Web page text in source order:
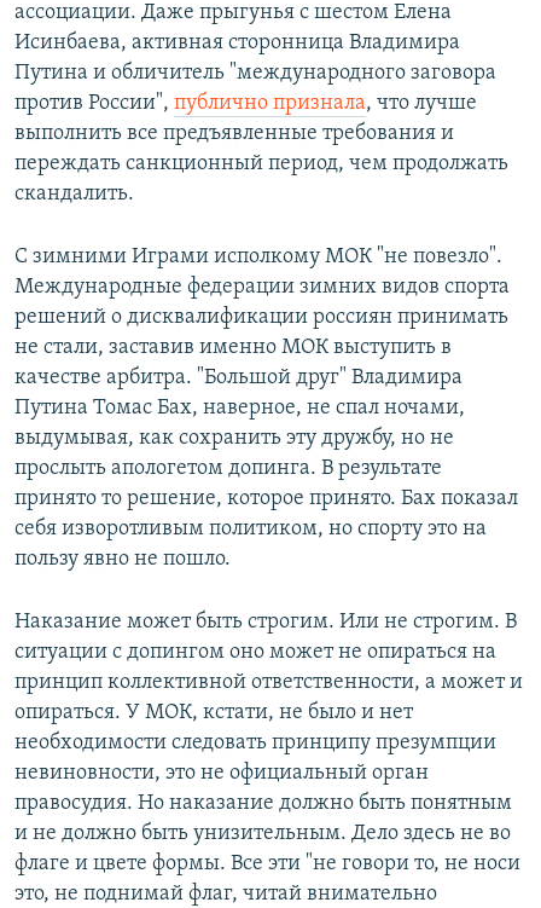
ассоциации. Даже прыгунья с шестом Елена
Исинбаева, активная сторонница Владимира
Путина и обличитель "международного заговора
против России", публично признала, что лучше
выполнить все предъявленные требования и
переждать санкционный период, чем продолжать
скандалить.
С зимними Играми исполкому МОК "не повезло".
Международные федерации зимних видов спорта
решений о дисквалификации россиян принимать
не стали, заставив именно МОК выступить в
качестве арбитра. "Большой друг" Владимира
Путина Томас Бах, наверное, не спал ночами,
выдумывая, как сохранить эту дружбу, но не
прослыть апологетом допинга. В результате
принято то решение, которое принято. Бах показал
себя изворотливым политиком, но спорту это на
пользу явно не пошло.
Наказание может быть строгим. Или не строгим. В
ситуации с допингом оно может не опираться на
принцип коллективной ответственности, а может и
опираться. У МОК, кстати, не было и нет
необходимости следовать принципу презумпции
невиновности, это не официальный орган
правосудия. Но наказание должно быть понятным
и не должно быть унизительным. Дело здесь не во
флаге и цвете формы. Все эти "не говори то, не носи
это, не поднимай флаг, читай внимательно